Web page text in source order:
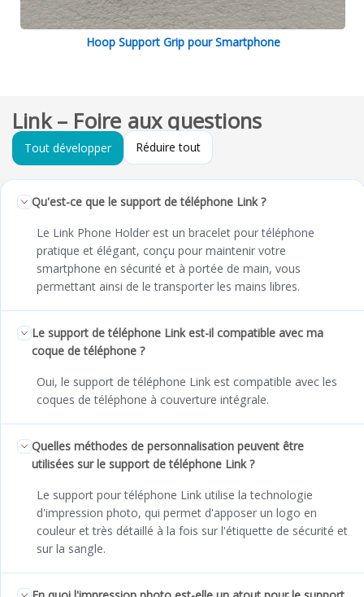
Hoop Support Grip pour Smartphone
Link – Foire aux questions
Tout développer Réduire tout
Qu'est-ce que le support de téléphone Link ?
Le Link Phone Holder est un bracelet pour téléphone
pratique et élégant, conçu pour maintenir votre
smartphone en sécurité et à portée de main, vous
permettant ainsi de le transporter les mains libres.
Le support de téléphone Link est-il compatible avec ma
coque de téléphone ?
Oui, le support de téléphone Link est compatible avec les
coques de téléphone à couverture intégrale.
Quelles méthodes de personnalisation peuvent être
utilisées sur le support de téléphone Link ?
Le support pour téléphone Link utilise la technologie
d'impression photo, qui permet d'apposer un logo en
couleur et très détaillé à la fois sur l'étiquette de sécurité et
sur la sangle.